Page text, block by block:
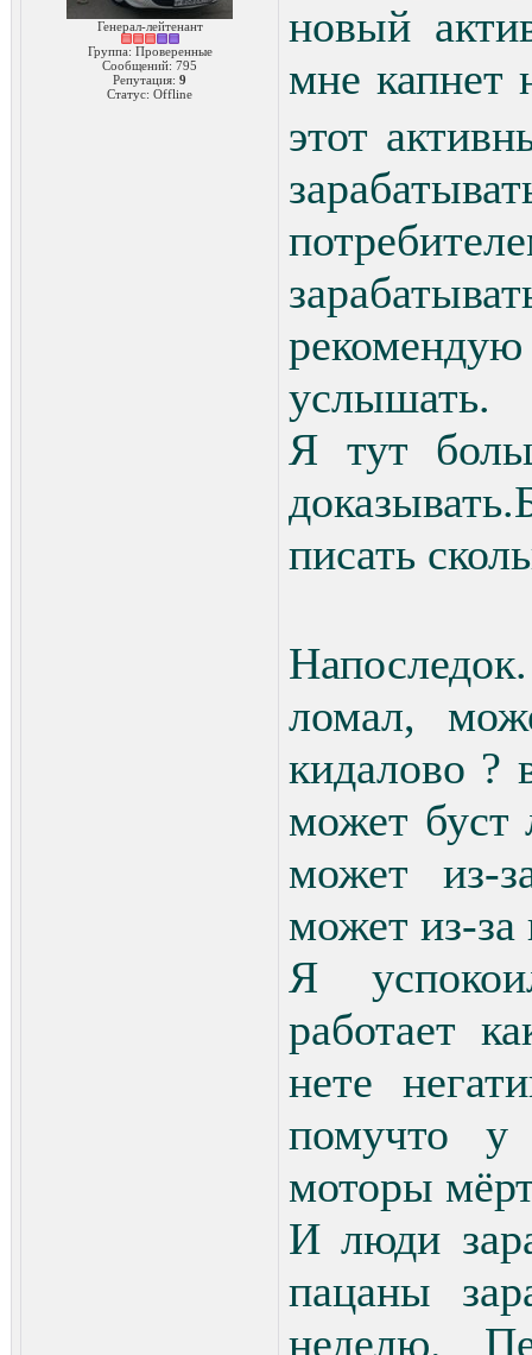
Генерал-лейтенант
Группа: Проверенные
Сообщений: 795
Репутация: 9
Статус: Offline
новый
мне капнет
этот
услышать.
Я тут
писать
ломал,
кидалово ?
может буст
может из-
может из-за
Я
работает
нете
помучто
моторы
И люди
пацаны
неделю.